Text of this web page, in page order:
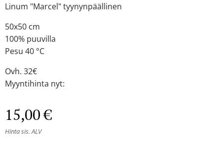
Linum "Marcel" tyynynpäällinen
50x50 cm
100% puuvilla
Pesu 40 °C
Ovh. 32€
Myyntihinta nyt:
15,00€
Hinta sis. ALV